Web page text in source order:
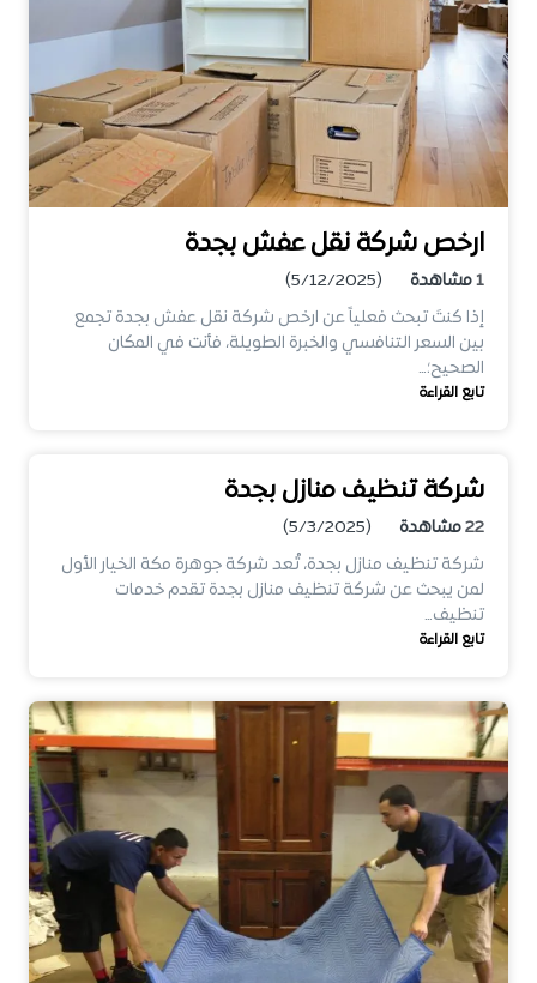
ارخص شركة نقل عفش بجدة
1مشاهدة
(5/12/2025)
إذا كنتَ تبحث فعلياً عن ارخص شركة نقل عفش بجدة تجمع
بين السعر التنافسي والخبرة الطويلة، فأنت في المكان
الصحيح؛…
تابع القراءة
شركة تنظيف منازل بجدة
22مشاهدة
(5/3/2025)
شركة تنظيف منازل بجدة، تُعد شركة جوهرة مكة الخيار الأول
لمن يبحث عن شركة تنظيف منازل بجدة تقدم خدمات
تنظيف…
تابع القراءة